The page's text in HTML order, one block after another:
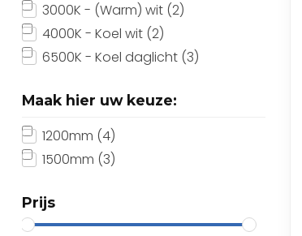
3000K - (Warm) wit (2)
4000K - Koel wit (2)
6500K - Koel daglicht (3)
Maak hier uw keuze:
1200mm (4)
1500mm (3)
Prijs